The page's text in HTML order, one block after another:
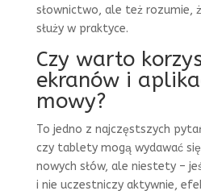
słownictwo, ale też rozumie,
służy w praktyce.
Czy warto
ekranów i
mowy?
To jedno z najczęstszych
czy tablety mogą wydawać
nowych słów, ale niestety –
i nie uczestniczy aktywnie,